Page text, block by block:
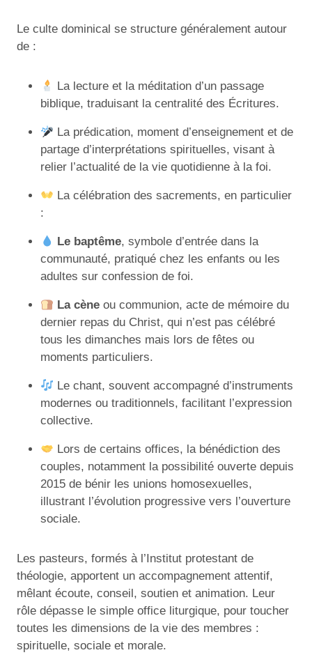
Le culte dominical se structure généralement autour
de :
La lecture et la méditation d’un passage
biblique, traduisant la centralité des Écritures.
La prédication, moment d’enseignement et de
partage d’interprétations spirituelles, visant à
relier l’actualité de la vie quotidienne à la foi.
La célébration des sacrements, en particulier
:
Le baptême, symbole d’entrée dans la
communauté, pratiqué chez les enfants ou les
adultes sur confession de foi.
La cène ou communion, acte de mémoire du
dernier repas du Christ, qui n’est pas célébré
tous les dimanches mais lors de fêtes ou
moments particuliers.
Le chant, souvent accompagné d’instruments
modernes ou traditionnels, facilitant l’expression
collective.
Lors de certains offices, la bénédiction des
couples, notamment la possibilité ouverte depuis
2015 de bénir les unions homosexuelles,
illustrant l’évolution progressive vers l’ouverture
sociale.
Les pasteurs, formés à l’Institut protestant de
théologie, apportent un accompagnement attentif,
mêlant écoute, conseil, soutien et animation. Leur
rôle dépasse le simple office liturgique, pour toucher
toutes les dimensions de la vie des membres :
spirituelle, sociale et morale.